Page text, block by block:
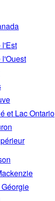
l'Est
l'Ouest
et Lac Ontario